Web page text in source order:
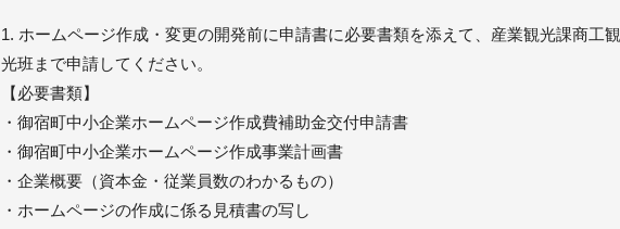
1. ホームページ作成・変更の開発前に申請書に必要書類を添えて、産業観光課商工観
光班まで申請してください。
【必要書類】
・御宿町中小企業ホームページ作成費補助金交付申請書
・御宿町中小企業ホームページ作成事業計画書
・企業概要（資本金・従業員数のわかるもの）
・ホームページの作成に係る見積書の写し